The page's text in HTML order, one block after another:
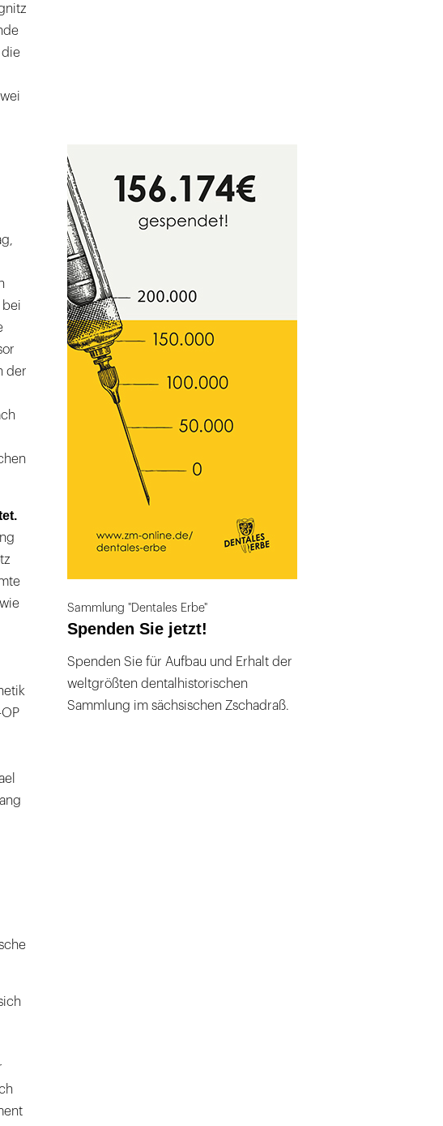
die
bei
der
Sammlung "Dentales Erbe"
Spenden Sie jetzt!
Spenden Sie für Aufbau und Erhalt der
weltgrößten dentalhistorischen
Sammlung im sächsischen Zschadraß.